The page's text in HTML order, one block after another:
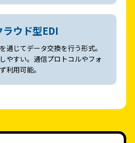
ラウド型EDI
通じてデータ交換を行う形式。
やすい。通信プロトコルやフォ
利用可能。